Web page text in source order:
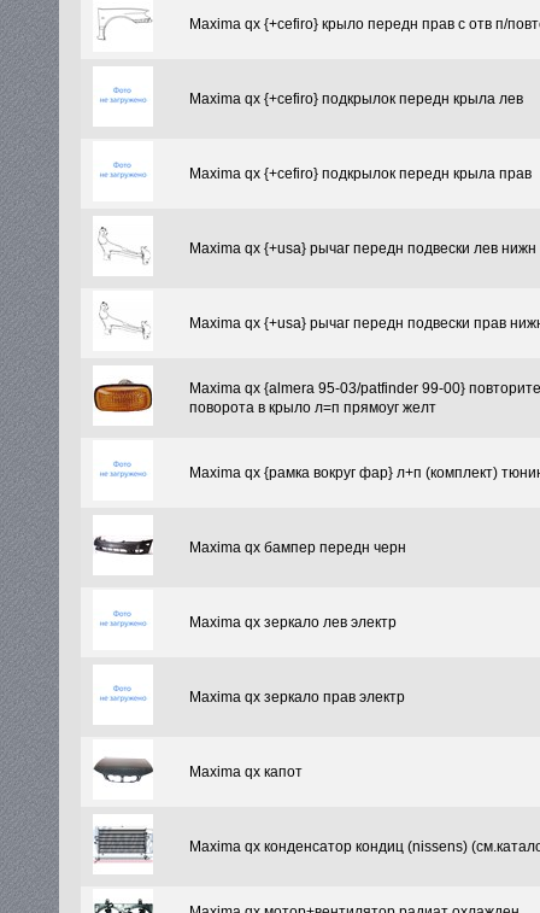
Maxima qx {+cefiro} крыло передн прав с отв п/
Maxima qx {+cefiro} подкрылок передн крыла лев
Maxima qx {+cefiro} подкрылок передн крыла прав
Maxima qx {+usa} рычаг передн подвески лев нижн
Maxima qx {+usa} рычаг передн подвески прав
Maxima qx {almera 95-03/patfinder 99-00}
поворота в крыло л=п прямоуг желт
Maxima qx {рамка вокруг фар} л+п (комплект)
Maxima qx бампер передн черн
Maxima qx зеркало лев электр
Maxima qx зеркало прав электр
Maxima qx капот
Maxima qx конденсатор кондиц (nissens)